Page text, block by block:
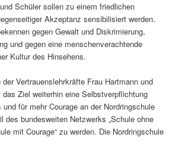
Schüler sollen zu einem friedlichen
Akzeptanz sensibilisiert werden.
gegen Gewalt und Diskrimierung,
und gegen eine menschenverachtende
Kultur des Hinsehens.
Vertrauenslehrkräfte Frau Hartmann und
das Ziel weiterhin eine Selbstverpflichtung
für mehr Courage an der Nordringschule
des bundesweiten Netzwerks „Schule ohne
mit Courage“ zu werden. Die Nordringschule